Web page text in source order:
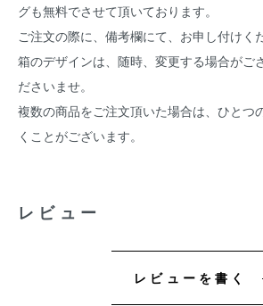
グも無料でさせて頂いております。
ご注文の際に、備考欄にて、お申し付けく
箱のデザインは、随時、変更する場合がご
ださいませ。
複数の商品をご注文頂いた場合は、ひとつ
くことがございます。
レビュー
レビューを書く